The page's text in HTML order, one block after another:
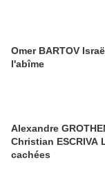
Omer BARTOV
l'abîme
Alexandre
Christian ESCRIVA
cachées